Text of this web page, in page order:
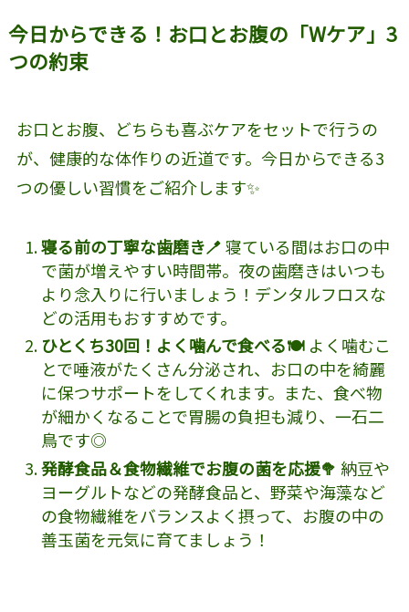
今日からできる！お口とお腹の「Wケア」3
つの約束
お口とお腹、どちらも喜ぶケアをセットで行うの
が、健康的な体作りの近道です。今日からできる3
つの優しい習慣をご紹介します✨
寝る前の丁寧な歯磨き🪥寝ている間はお口の中
で菌が増えやすい時間帯。夜の歯磨きはいつも
より念入りに行いましょう！デンタルフロスな
どの活用もおすすめです。
ひとくち30回！よく噛んで食べる🍽️よく噛むこ
とで唾液がたくさん分泌され、お口の中を綺麗
に保つサポートをしてくれます。また、食べ物
が細かくなることで胃腸の負担も減り、一石二
鳥です◎
発酵食品＆食物繊維でお腹の菌を応援🥦 納豆や
ヨーグルトなどの発酵食品と、野菜や海藻など
の食物繊維をバランスよく摂って、お腹の中の
善玉菌を元気に育てましょう！